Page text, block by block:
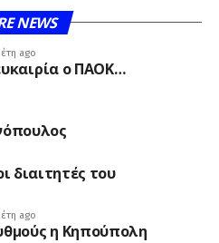
NEWS
έτη ago
ο ΠΑΟΚ…
διαιτητές του
έτη ago
η Κηπούπολη